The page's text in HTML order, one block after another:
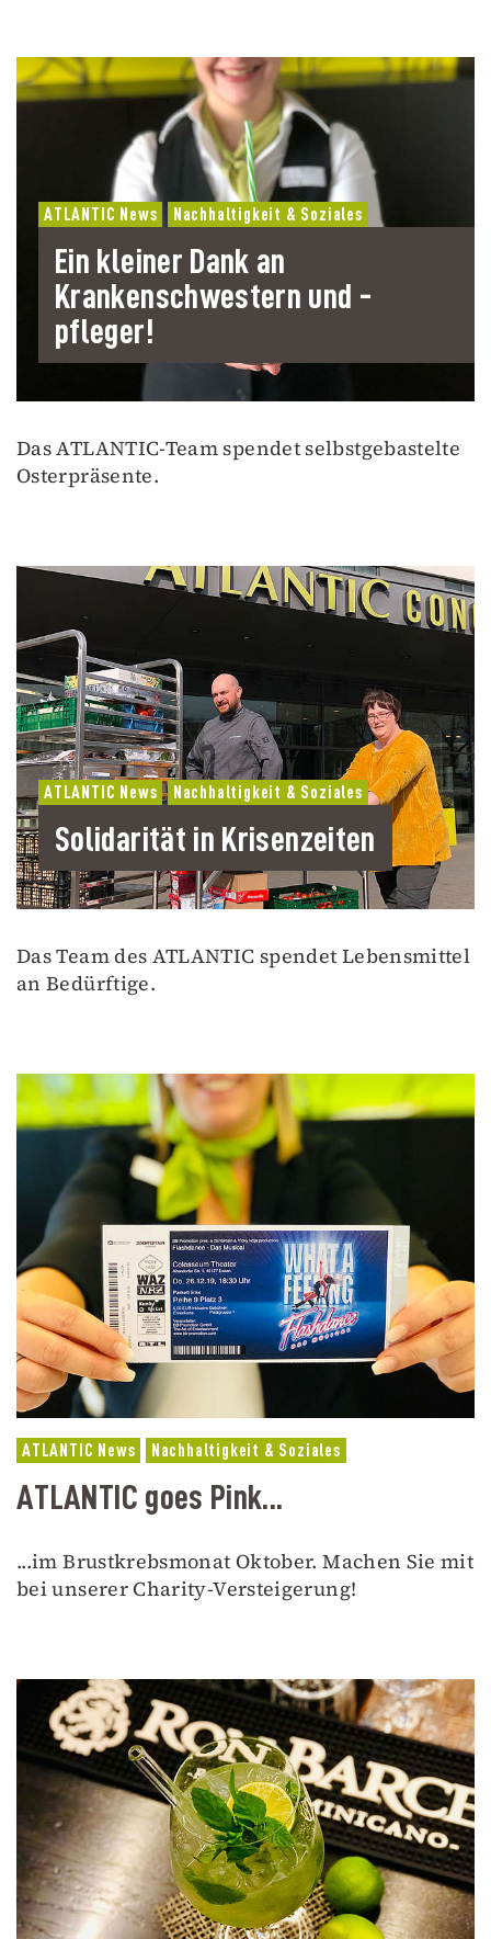
ATLANTIC News Nachhaltigkeit & Soziales
Ein kleiner Dank an
Krankenschwestern und -
pfleger!
Das ATLANTIC-Team spendet selbstgebastelte
Osterpräsente.
ATLANTIC News Nachhaltigkeit & Soziales
Solidarität in Krisenzeiten
Das Team des ATLANTIC spendet Lebensmittel
an Bedürftige.
ATLANTIC News Nachhaltigkeit & Soziales
ATLANTIC goes Pink...
...im Brustkrebsmonat Oktober. Machen Sie mit
bei unserer Charity-Versteigerung!